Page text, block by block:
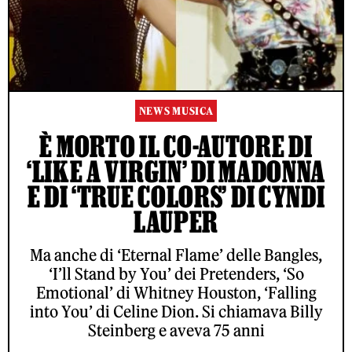
NEWS MUSICA
È MORTO IL CO-AUTORE DI
‘LIKE A VIRGIN’ DI MADONNA
E DI ‘TRUE COLORS’ DI CYNDI
LAUPER
Ma anche di ‘Eternal Flame’ delle Bangles,
‘I’ll Stand by You’ dei Pretenders, ‘So
Emotional’ di Whitney Houston, ‘Falling
into You’ di Celine Dion. Si chiamava Billy
Steinberg e aveva 75 anni